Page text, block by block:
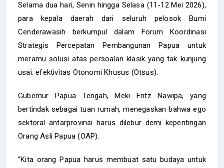
Selama dua hari, Senin hingga Selasa (11-12 Mei 2026),
para kepala daerah dari seluruh pelosok Bumi
Cenderawasih berkumpul dalam Forum Koordinasi
Strategis Percepatan Pembangunan Papua untuk
meramu solusi atas persoalan klasik yang tak kunjung
usai: efektivitas Otonomi Khusus (Otsus).
Gubernur Papua Tengah, Meki Fritz Nawipa, yang
bertindak sebagai tuan rumah, menegaskan bahwa ego
sektoral antarprovinsi harus dilebur demi kepentingan
Orang Asli Papua (OAP).
“Kita orang Papua harus membuat satu budaya untuk